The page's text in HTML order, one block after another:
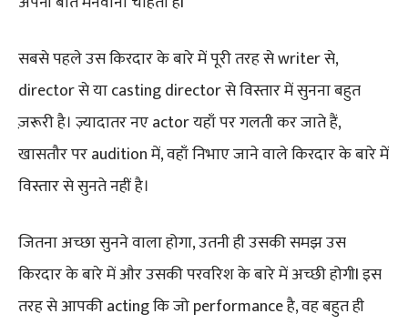
सबसे पहले उस किरदार के बारे में पूरी तरह से writer से,
director से या casting director से विस्तार में सुनना बहुत
ज़रूरी है। ज़्यादातर नए actor यहाँ पर गलती कर जाते हैं,
खासतौर पर audition में, वहाँ निभाए जाने वाले किरदार के बारे में
विस्तार से सुनते नहीं है।
जितना अच्छा सुनने वाला होगा, उतनी ही उसकी समझ उस
किरदार के बारे में और उसकी परवरिश के बारे में अच्छी होगीI इस
तरह से आपकी acting कि जो performance है, वह बहुत ही